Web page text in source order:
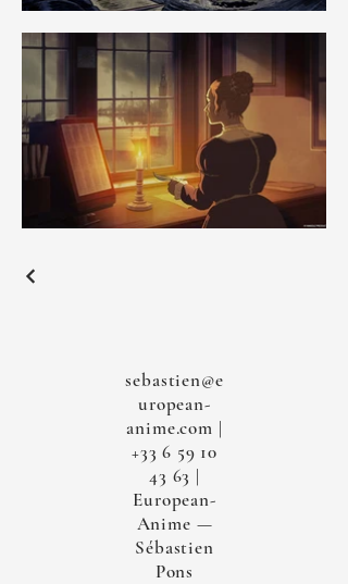
sebastien@e
uropean-
anime.com |
+33 6 59 10
43 63 |
European-
Anime —
Sébastien
Pons